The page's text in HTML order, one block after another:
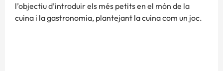
l’objectiu d’introduir els més petits en el món de la
cuina i la gastronomia, plantejant la cuina com un joc.